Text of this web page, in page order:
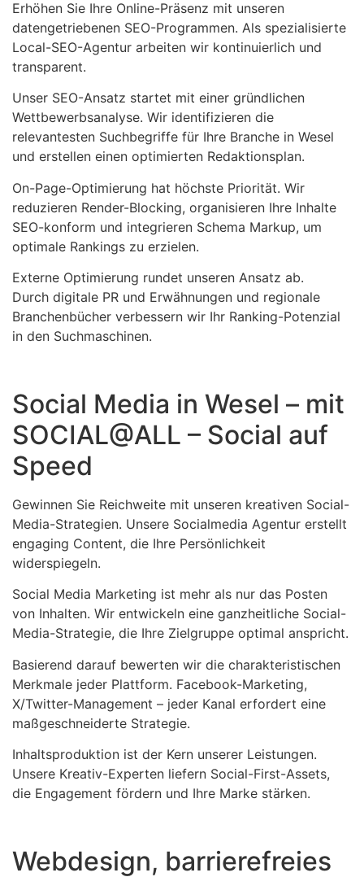
Erhöhen Sie Ihre Online-Präsenz mit unseren
datengetriebenen SEO-Programmen. Als spezialisierte
Local-SEO-Agentur arbeiten wir kontinuierlich und
transparent.
Unser SEO-Ansatz startet mit einer gründlichen
Wettbewerbsanalyse. Wir identifizieren die
relevantesten Suchbegriffe für Ihre Branche in Wesel
und erstellen einen optimierten Redaktionsplan.
On-Page-Optimierung hat höchste Priorität. Wir
reduzieren Render-Blocking, organisieren Ihre Inhalte
SEO-konform und integrieren Schema Markup, um
optimale Rankings zu erzielen.
Externe Optimierung rundet unseren Ansatz ab.
Durch digitale PR und Erwähnungen und regionale
Branchenbücher verbessern wir Ihr Ranking-Potenzial
in den Suchmaschinen.
Social Media in Wesel – mit
SOCIAL@ALL – Social auf
Speed
Gewinnen Sie Reichweite mit unseren kreativen Social-
Media-Strategien. Unsere Socialmedia Agentur erstellt
engaging Content, die Ihre Persönlichkeit
widerspiegeln.
Social Media Marketing ist mehr als nur das Posten
von Inhalten. Wir entwickeln eine ganzheitliche Social-
Media-Strategie, die Ihre Zielgruppe optimal anspricht.
Basierend darauf bewerten wir die charakteristischen
Merkmale jeder Plattform. Facebook-Marketing,
X/Twitter-Management – jeder Kanal erfordert eine
maßgeschneiderte Strategie.
Inhaltsproduktion ist der Kern unserer Leistungen.
Unsere Kreativ-Experten liefern Social-First-Assets,
die Engagement fördern und Ihre Marke stärken.
Webdesign, barrierefreies